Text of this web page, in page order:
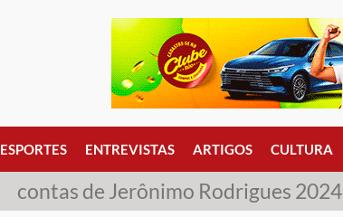
ESPORTES ENTREVISTAS ARTIGOS CULTURA
contas de Jerônimo Rodrigues 2024